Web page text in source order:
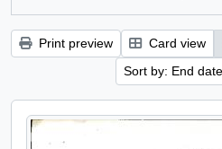
Print preview Card view
Sort by: End date